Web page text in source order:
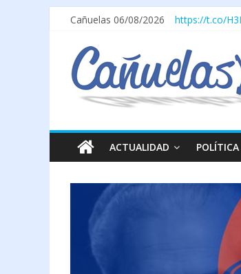
Cañuelas 06/08/2026 https://t.co/
ACTUALIDAD POLÍTICA